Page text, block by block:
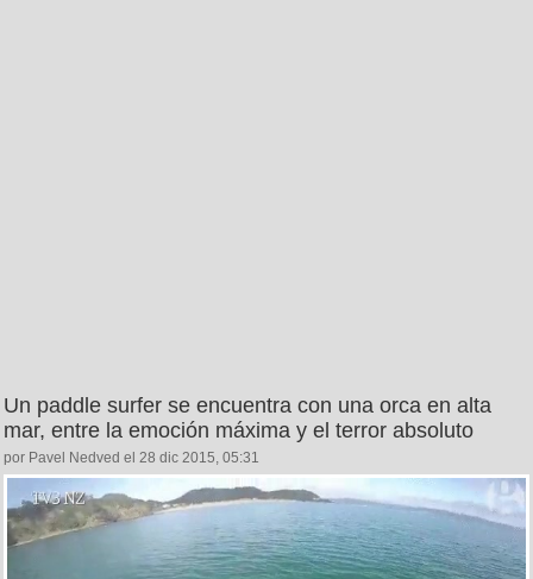
Un paddle surfer se encuentra con una orca en alta
mar, entre la emoción máxima y el terror absoluto
por Pavel Nedved el 28 dic 2015, 05:31